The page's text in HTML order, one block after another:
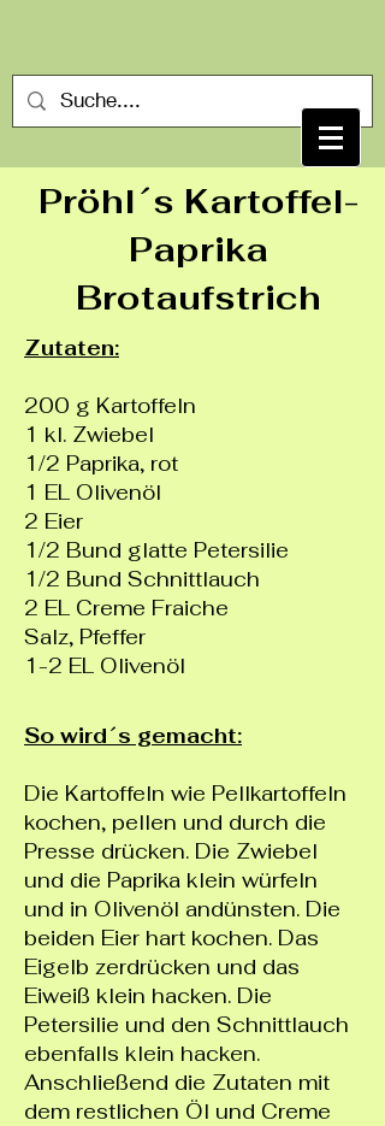
Pröhl´s Kartoffel-
Paprika
Brotaufstrich
Zutaten:
200 g Kartoffeln
1 kl. Zwiebel
1/2 Paprika, rot
1 EL Olivenöl
2 Eier
1/2 Bund glatte Petersilie
1/2 Bund Schnittlauch
2 EL Creme Fraiche
Salz, Pfeffer
1-2 EL Olivenöl
So wird´s gemacht:
Die Kartoffeln wie Pellkartoffeln
kochen, pellen und durch die
Presse drücken. Die Zwiebel
und die Paprika klein würfeln
und in Olivenöl andünsten. Die
beiden Eier hart kochen. Das
Eigelb zerdrücken und das
Eiweiß klein hacken. Die
Petersilie und den Schnittlauch
ebenfalls klein hacken.
Anschließend die Zutaten mit
dem restlichen Öl und Creme